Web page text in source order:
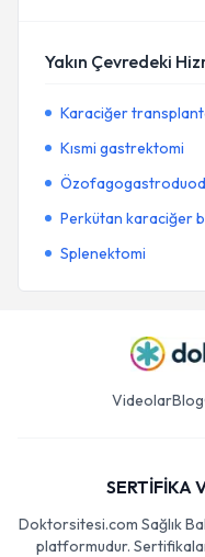
Yakın Çevredeki
Karaciğer
Kısmi gastrektomi
Perkütan karaciğer
Splenektomi
VideolarBlog
SERTİFİKA
Doktorsitesi.com Sağlık
platformudur.